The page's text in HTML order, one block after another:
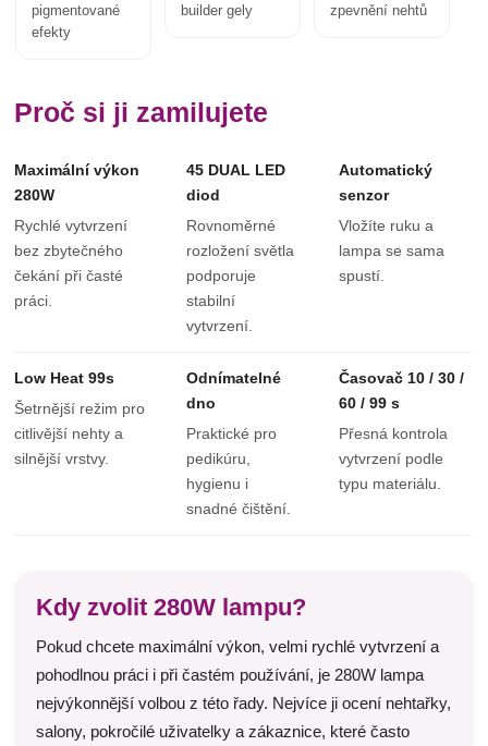
pigmentované
efekty
builder gely
zpevnění nehtů
Proč si ji zamilujete
Maximální výkon
280W
Rychlé vytvrzení
bez zbytečného
čekání při časté
práci.
45 DUAL LED
diod
Rovnoměrné
rozložení světla
podporuje
stabilní
vytvrzení.
Automatický
senzor
Vložíte ruku a
lampa se sama
spustí.
Low Heat 99s
Šetrnější režim pro
citlivější nehty a
silnější vrstvy.
Odnímatelné
dno
Praktické pro
pedikúru,
hygienu i
snadné čištění.
Časovač 10 / 30 /
60 / 99 s
Přesná kontrola
vytvrzení podle
typu materiálu.
Kdy zvolit 280W lampu?
Pokud chcete maximální výkon, velmi rychlé vytvrzení a
pohodlnou práci i při častém používání, je 280W lampa
nejvýkonnější volbou z této řady. Nejvíce ji ocení nehtařky,
salony, pokročilé uživatelky a zákaznice, které často